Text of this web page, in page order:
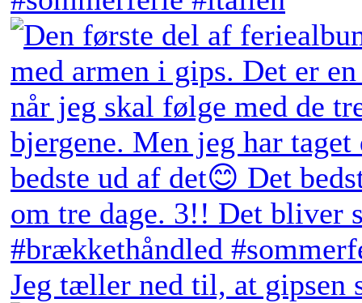
Jeg tæller ned til, at gipsen